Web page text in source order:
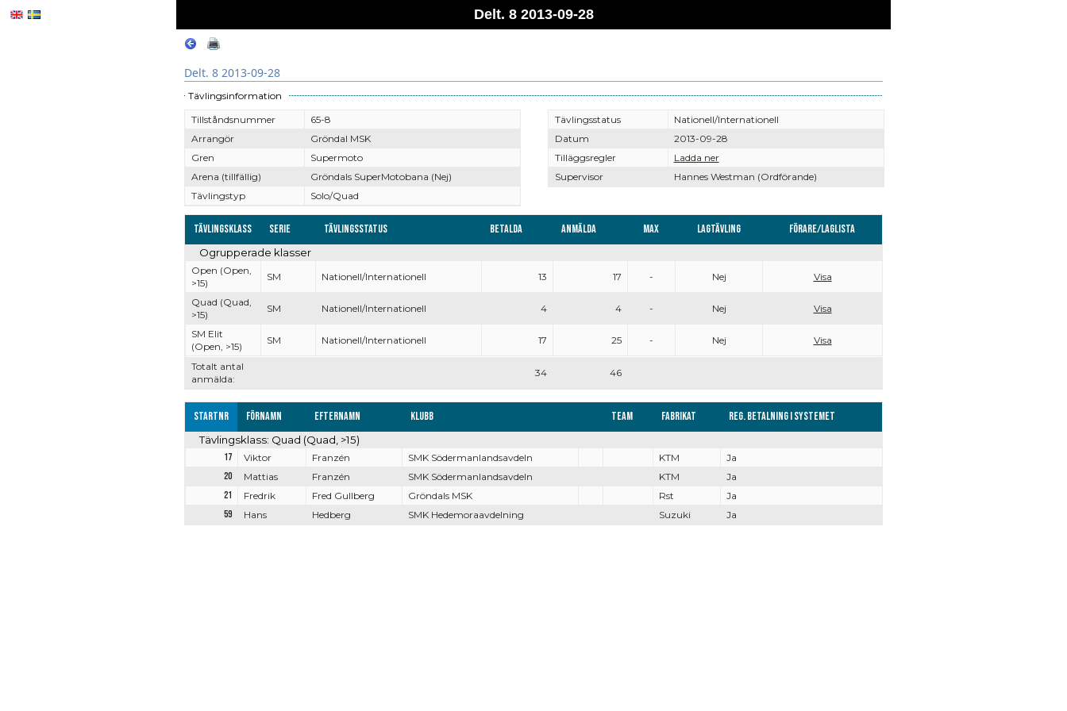
Delt. 8 2013-09-28
Delt. 8 2013-09-28
Tävlingsinformation
Tillståndsnummer
65-8
Arrangör
Gröndal MSK
Gren
Supermoto
Arena (tillfällig)
Gröndals SuperMotobana (Nej)
Tävlingstyp
Solo/Quad
Tävlingsstatus
Nationell/Internationell
Datum
2013-09-28
Tilläggsregler
Ladda ner
Supervisor
Hannes Westman (Ordförande)
Tävlingsklass Serie Tävlingsstatus Betalda Anmälda Max Lagtävling Förare/Laglista
Totalt antal
anmälda:
34 46
Ogrupperade klasser
Open (Open,
>15)
SM Nationell/Internationell 13 17 - Nej Visa
Quad (Quad,
>15)
SM Nationell/Internationell 4 4 - Nej Visa
SM Elit
(Open, >15)
SM Nationell/Internationell 17 25 - Nej Visa
Startnr Förnamn Efternamn Klubb Team Fabrikat Reg. Betalning i systemet
Tävlingsklass: Quad (Quad, >15)
17 Viktor Franzén SMK Södermanlandsavdeln KTM
Ja
20
Mattias Franzén SMK Södermanlandsavdeln KTM
Ja
21
Fredrik Fred Gullberg Gröndals MSK Rst
Ja
59
Hans Hedberg SMK Hedemoraavdelning Suzuki Ja